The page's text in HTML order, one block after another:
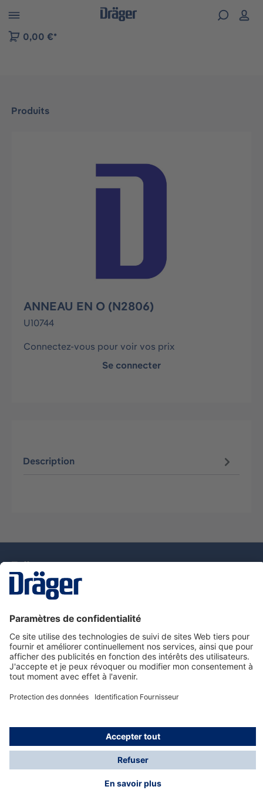
to B2B platform navigation
0,00 €*
Produits
Ignorer la galerie d'images
ANNEAU EN O (N2806)
U10744
Connectez-vous pour voir vos prix
Se connecter
Description
Nous contacter
Service de e-commande Dräger
Informations sur les produits
© Dräger France SAS, 2024
*Prix hors taxe. Frais de gestion et de livraison standard
offerts; Indépendamment de la valeur ou du volume de